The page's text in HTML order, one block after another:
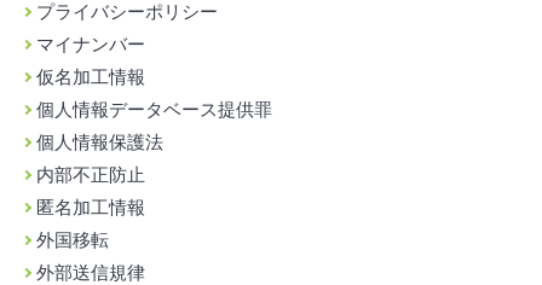
プライバシーポリシー
マイナンバー
仮名加工情報
個人情報データベース提供罪
個人情報保護法
内部不正防止
匿名加工情報
外国移転
外部送信規律